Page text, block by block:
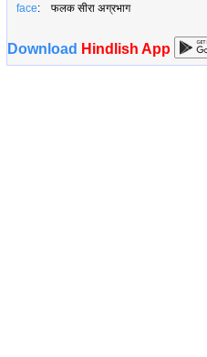
face: फलक सीरा अग्रभाग
Download Hindlish App